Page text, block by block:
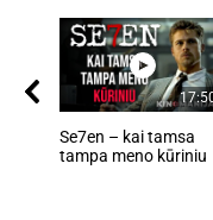
Se7en – kai tamsa
tampa meno kūriniu